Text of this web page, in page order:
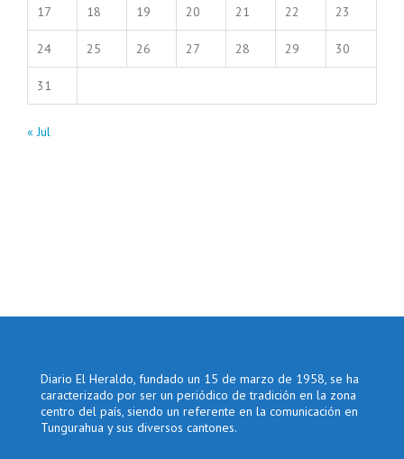
17 18 19 20 21 22 23
24 25 26 27 28 29 30
31
« Jul
Diario El Heraldo, fundado un 15 de marzo de 1958, se ha
caracterizado por ser un periódico de tradición en la zona
centro del país, siendo un referente en la comunicación en
Tungurahua y sus diversos cantones.